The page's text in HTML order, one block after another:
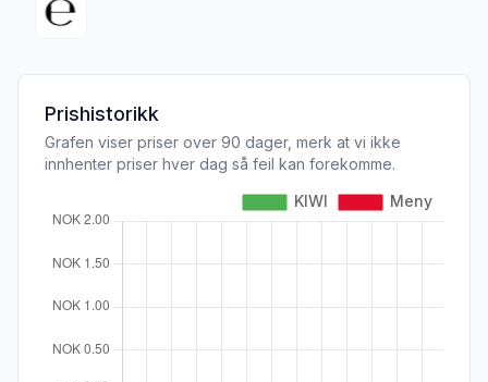
Prishistorikk
Grafen viser priser over 90 dager, merk at vi ikke
innhenter priser hver dag så feil kan forekomme.